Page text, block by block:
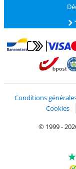
Payer avec Bancontact
Payer avec
Conditions
Cookies
© 1999 -